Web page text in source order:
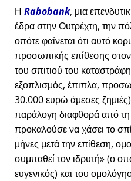
Η Rabobank, μια
έδρα στην Ουτρέχτη, την
οπότε φαίνεται ότι αυτό
προσωπικής επίθεσης
του σπιτιού του
εξοπλισμός, έπιπλα,
30.000 ευρώ άμεσες
παράλογη διαφθορά από
προκαλούσε να χάσει το
μήνες μετά την επίθεση,
συμπαθεί τον ιδρυτή (ο
ευγενικός) και του